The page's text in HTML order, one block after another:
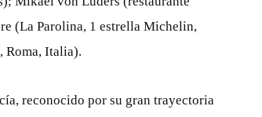
(La Parolina, 1 estrella Michelin,
Roma, Italia).
reconocido por su gran trayectoria